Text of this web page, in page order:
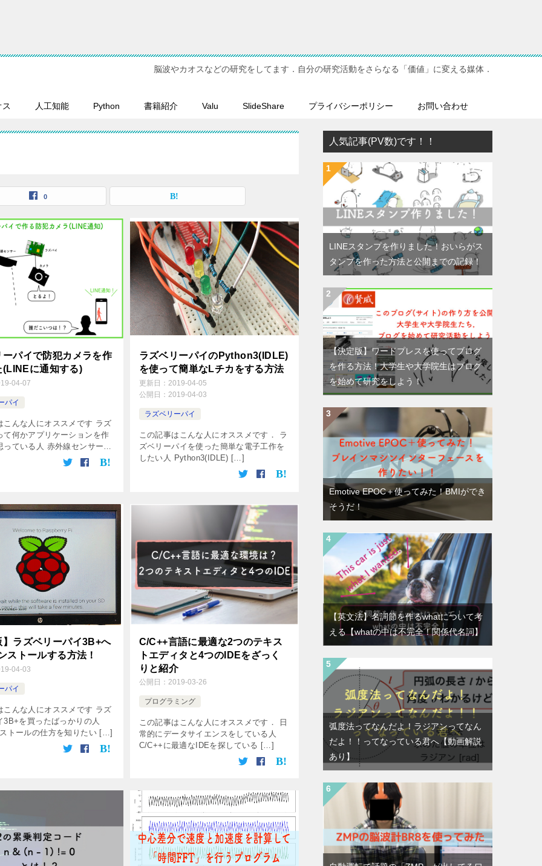
脳波やカオスなどの研究をしてます．自分の研究活動をさらなる「価値」に変える媒体．
人工知能 Python 書籍紹介 Valu SlideShare プライバシーポリシー お問い合わせ
0
ーパイで防犯カメラを作
(LINEに通知する)
04-07
パイ
こんな人にオススメです ラズ
て何かアプリケーションを作
っている人 赤外線センサー
ラズベリーパイのPython3(IDLE)
を使って簡単なLチカをする方法
更新日： 2019-04-05
公開日： 2019-04-03
ラズベリーパイ
この記事はこんな人にオススメです． ラ
ズベリーパイを使った簡単な電子工作を
したい人 Python3(IDLE) […]
】ラズベリーパイ3B+へ
ストールする方法！
04-03
パイ
こんな人にオススメです ラズ
3B+を買ったばっかりの人
トールの仕方を知りたい […]
C/C++言語に最適な2つのテキス
トエディタと4つのIDEをざっく
りと紹介
公開日： 2019-03-26
プログラミング
この記事はこんな人にオススメです． 日
常的にデータサイエンスをしている人
C/C++に最適なIDEを探している […]
人気記事(PV数)です！！
LINEスタンプを作りました！おいらがス
タンプを作った方法と公開までの記録！
【決定版】ワードプレスを使ってブログ
を作る方法！大学生や大学院生はブログ
を始めて研究をしよう！
Emotive EPOC＋使ってみた！BMIができ
そうだ！
【英文法】名詞節を作るwhatについて考
える【whatの中は不完全！関係代名詞】
弧度法ってなんだよ！ラジアンってなん
だよ！！ってなっている君へ【動画解説
あり】